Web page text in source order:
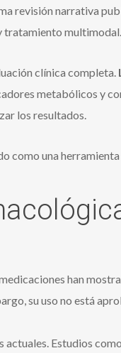
revisión narrativa
tratamiento multimodal.
clínica completa.
metabólicos y
los resultados.
como una
han
su uso no está
Estudios